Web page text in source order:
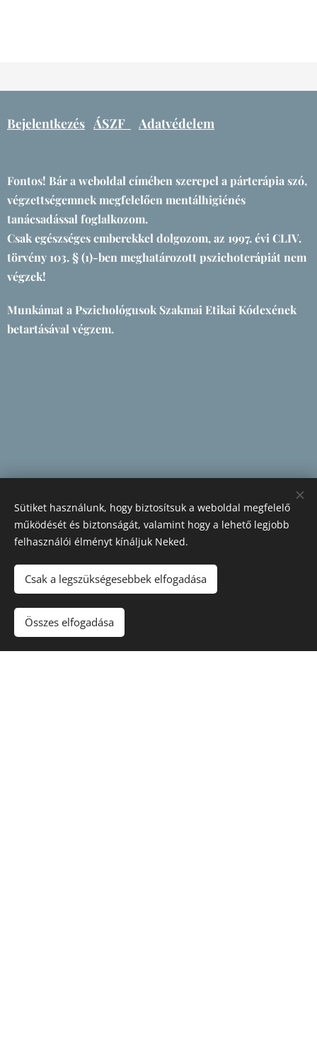
Bejelentkezés ÁSZF Adatvédelem
Fontos! Bár a weboldal címében szerepel a párterápia szó,
végzettségemnek megfelelően mentálhigiénés
tanácsadással foglalkozom.
Csak egészséges emberekkel dolgozom, az 1997. évi CLIV.
törvény 103. § (1)-ben meghatározott pszichoterápiát nem
végzek!
Munkámat a Pszichológusok Szakmai Etikai Kódexének
betartásával végzem.
Sütiket használunk, hogy biztosítsuk a weboldal megfelelő
működését és biztonságát, valamint hogy a lehető legjobb
felhasználói élményt kínáljuk Neked.
Csak a legszükségesebbek elfogadása
Összes elfogadása